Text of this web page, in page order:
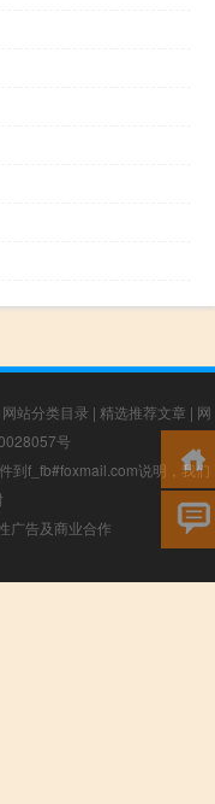
网站分类目录 | 精选推荐文章 | 网
号
到f_fb#foxmail.com说明，我们
广告及商业合作